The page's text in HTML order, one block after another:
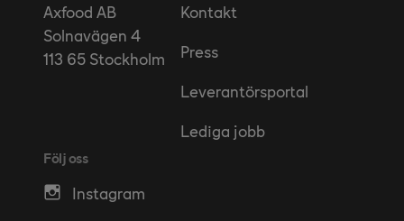
Axfood AB
Solnavägen 4
113 65 Stockholm
Kontakt
Press
Leverantörsportal
Lediga jobb
Följ oss
Instagram